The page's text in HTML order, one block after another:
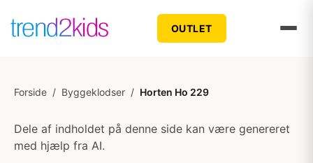
OUTLET
Forside / Byggeklodser / Horten Ho 229
Dele af indholdet på denne side kan være genereret
med hjælp fra AI.